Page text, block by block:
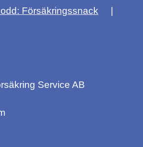
Försäkringssnack
Service AB